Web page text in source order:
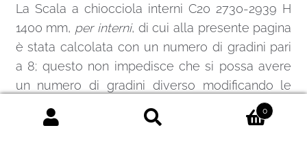
La Scala a chiocciola interni C20 2730-2939 H
1400 mm, per interni, di cui alla presente pagina
è stata calcolata con un numero di gradini pari
a 8; questo non impedisce che si possa avere
un numero di gradini diverso modificando le
alzate tra gradino e gradino.
Per eventuali informazioni inviate unamail
0